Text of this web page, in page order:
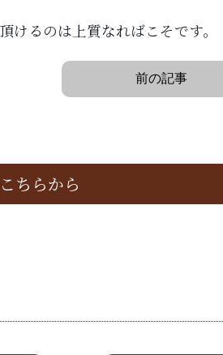
るのは上質なればこそです。
前の記事
ちらから